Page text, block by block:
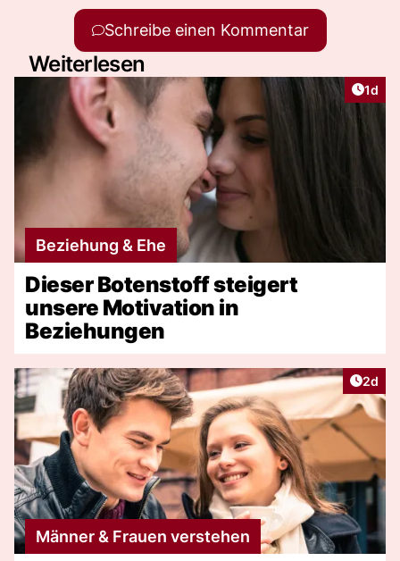
Schreibe einen Kommentar
Weiterlesen
1d
Beziehung & Ehe
Dieser Botenstoff steigert
unsere Motivation in
Beziehungen
2d
Männer & Frauen verstehen